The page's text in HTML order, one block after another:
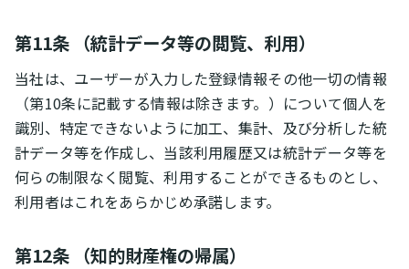
第11条 （統計データ等の閲覧、利用）
当社は、ユーザーが入力した登録情報その他一切の情報
（第10条に記載する情報は除きます。）について個人を
識別、特定できないように加工、集計、及び分析した統
計データ等を作成し、当該利用履歴又は統計データ等を
何らの制限なく閲覧、利用することができるものとし、
利用者はこれをあらかじめ承諾します。
第12条 （知的財産権の帰属）